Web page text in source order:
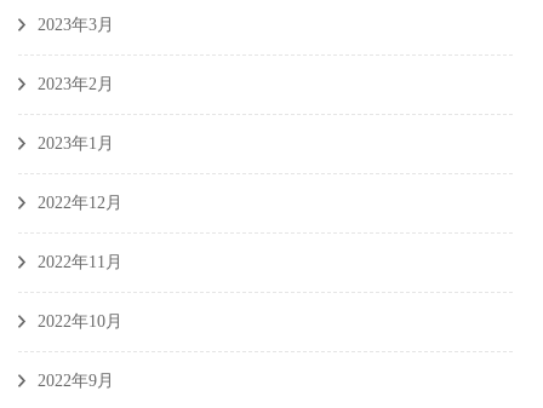
2023年3月
2023年2月
2023年1月
2022年12月
2022年11月
2022年10月
2022年9月